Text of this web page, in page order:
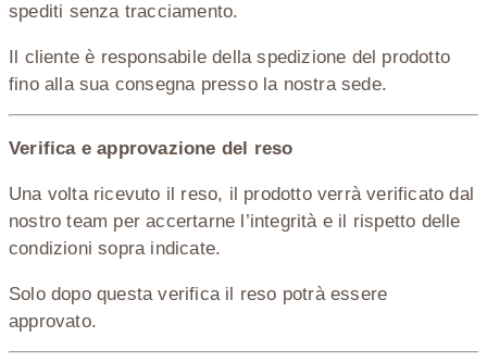
spediti senza tracciamento.
Il cliente è responsabile della spedizione del prodotto
fino alla sua consegna presso la nostra sede.
Verifica e approvazione del reso
Una volta ricevuto il reso, il prodotto verrà verificato dal
nostro team per accertarne l’integrità e il rispetto delle
condizioni sopra indicate.
Solo dopo questa verifica il reso potrà essere
approvato.